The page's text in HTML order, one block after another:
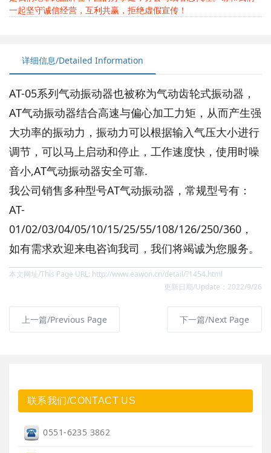
一起坚守诚信经营，互利共赢，拒绝虚假宣传！
详细信息/Detailed Information
AT-05系列气动振动器也被称为气动齿轮式振动器，
AT气动振动器结合高速与偏心加工力矩，从而产生强
大功率的振动力，振动力可以根据输入气压大小进行
调节，可以马上启动和停止，工作速度快，使用时噪
音小,AT气动振动器安全可靠.
我公司销售多种型号AT气动振动器，常规型号有：
AT-
01/02/03/04/05/10/15/25/55/108/126/250/360，
如有需求欢迎来电咨询我司，我们将竭诚为您服务。
本文网址/This Page URL: http://www.eawon.cn/detail/?1454.html
更新日期/Update：2022/9/26
上一篇/Previous Page 下一篇/Next Page
联系我们/CONTACT US
0551-6235 3862